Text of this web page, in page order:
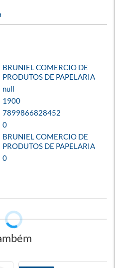
BRUNIEL COMERCIO DE
PRODUTOS DE PAPELARIA
null
1900
7899866828452
0
BRUNIEL COMERCIO DE
PRODUTOS DE PAPELARIA
0